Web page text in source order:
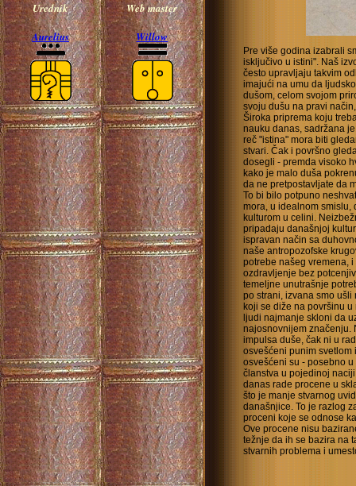
Urednik
Aurelius
Web master
Willow
Pre više godina izabrali
isključivo u istini". Naš
često upravljaju takvim
imajući na umu da
dušom, celom svojom
svoju dušu na pravi
Široka priprema koju
nauku danas, sadržana
reč "istina" mora biti
stvari. Čak i površno
dosegli - premda visoko
kako je malo duša
da ne pretpostavljate da
To bi bilo potpuno
mora, u idealnom smislu,
kulturom u celini.
pripadaju današnjoj
ispravan način sa
naše antropozofske
potrebe našeg vremena,
ozdravljenje bez
temeljne unutrašnje
po strani, izvana smo ušli
koji se diže na površinu
ljudi najmanje skloni da
najosnovnijem značenju.
impulsa duše, čak ni u
osvešćeni punim svetlom
osvešćeni su - posebno
članstva u pojedinoj
danas rade procene u
što je manje stvarnog
današnjice. To je razlog
proceni koje se odnose
Ove procene nisu
težnje da ih se bazira na
stvarnih problema i